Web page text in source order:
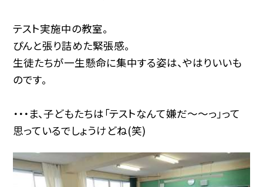
テスト実施中の教室。
ぴんと張り詰めた緊張感。
生徒たちが一生懸命に集中する姿は、やはりいいも
のです。
・・・ま、子どもたちは「テストなんて嫌だ〜〜っ」って
思っているでしょうけどね(笑)